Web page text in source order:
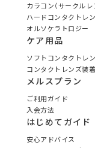
カラコン（サークルレ
ハードコンタクトレ
オルソケラトロジー
ケア用品
ソフトコンタクトレ
コンタクトレンズ装
メルスプラン
ご利用ガイド
入会方法
はじめてガイド
安心アドバイス